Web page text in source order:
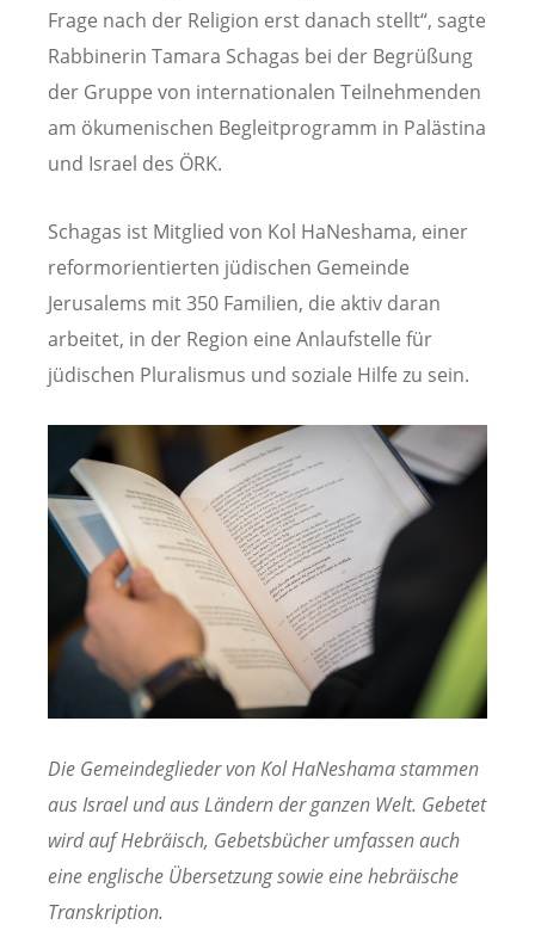
Frage nach der Religion erst danach stellt“, sagte
Rabbinerin Tamara Schagas bei der Begrüßung
der Gruppe von internationalen Teilnehmenden
am ökumenischen Begleitprogramm in Palästina
und Israel des ÖRK.
Schagas ist Mitglied von Kol HaNeshama, einer
reformorientierten jüdischen Gemeinde
Jerusalems mit 350 Familien, die aktiv daran
arbeitet, in der Region eine Anlaufstelle für
jüdischen Pluralismus und soziale Hilfe zu sein.
Die Gemeindeglieder von Kol HaNeshama stammen
aus Israel und aus Ländern der ganzen Welt. Gebetet
wird auf Hebräisch, Gebetsbücher umfassen auch
eine englische Übersetzung sowie eine hebräische
Transkription.